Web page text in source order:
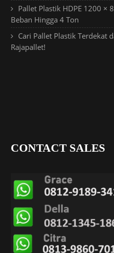
Pallet Plastik HDPE 1200 ×
Beban Hingga 4 Ton
Cari Pallet Plastik Terdekat
Rajapallet!
CONTACT SALES